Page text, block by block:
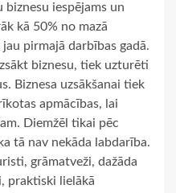
biznesu iespējams un
kā 50% no mazā
pirmajā darbības gadā.
biznesu, tiek uzturēti
Biznesa uzsākšanai tiek
apmācības, lai
Diemžēl tikai pēc
tā nav nekāda labdarība.
grāmatveži, dažāda
praktiski lielākā